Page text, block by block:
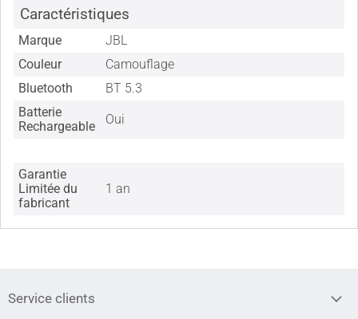
Caractéristiques
Marque
JBL
Couleur
Camouflage
Bluetooth
BT 5.3
Batterie
Rechargeable
Oui
Garantie
Limitée du
fabricant
1 an
Service clients